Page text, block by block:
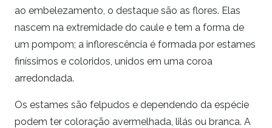
ao embelezamento, o destaque são as flores. Elas
nascem na extremidade do caule e tem a forma de
um pompom; a inflorescência é formada por estames
finíssimos e coloridos, unidos em uma coroa
arredondada.
Os estames são felpudos e dependendo da espécie
podem ter coloração avermelhada, lilás ou branca. A